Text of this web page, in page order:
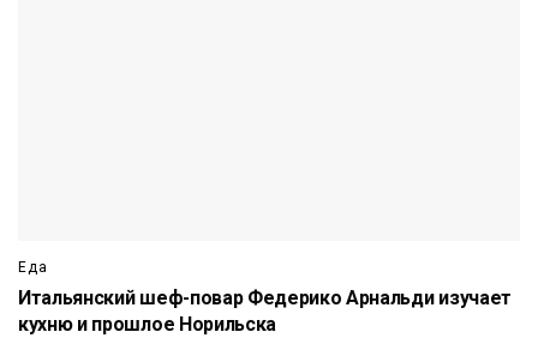
Еда
Итальянский шеф-повар Федерико Арнальди изучает
кухню и прошлое Норильска